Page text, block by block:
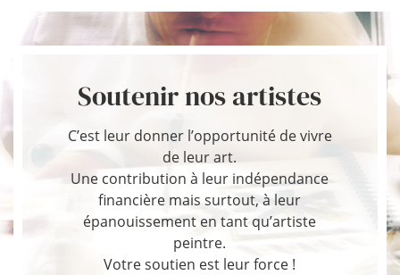
Soutenir nos artistes
C’est leur donner l’opportunité de vivre
de leur art.
Une contribution à leur indépendance
financière mais surtout, à leur
épanouissement en tant qu’artiste
peintre.
Votre soutien est leur force !